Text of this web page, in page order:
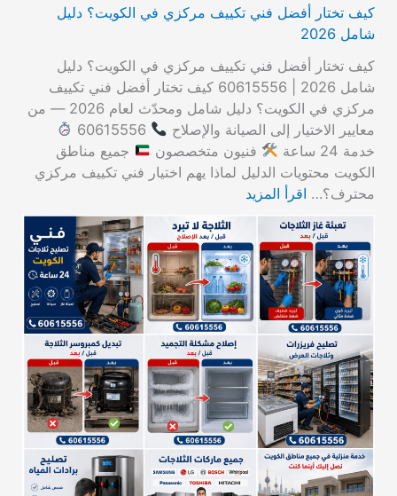
كيف تختار أفضل فني تكييف مركزي في الكويت؟ دليل
شامل 2026
كيف تختار أفضل فني تكييف مركزي في الكويت؟ دليل
شامل 2026 | 60615556 كيف تختار أفضل فني تكييف
مركزي في الكويت؟ دليل شامل ومحدّث لعام 2026 — من
معايير الاختيار إلى الصيانة والإصلاح
خدمة 24 ساعة
فنيون متخصصون
جميع مناطق
الكويت محتويات الدليل لماذا يهم اختيار فني تكييف مركزي
محترف؟… اقرأ المزيد